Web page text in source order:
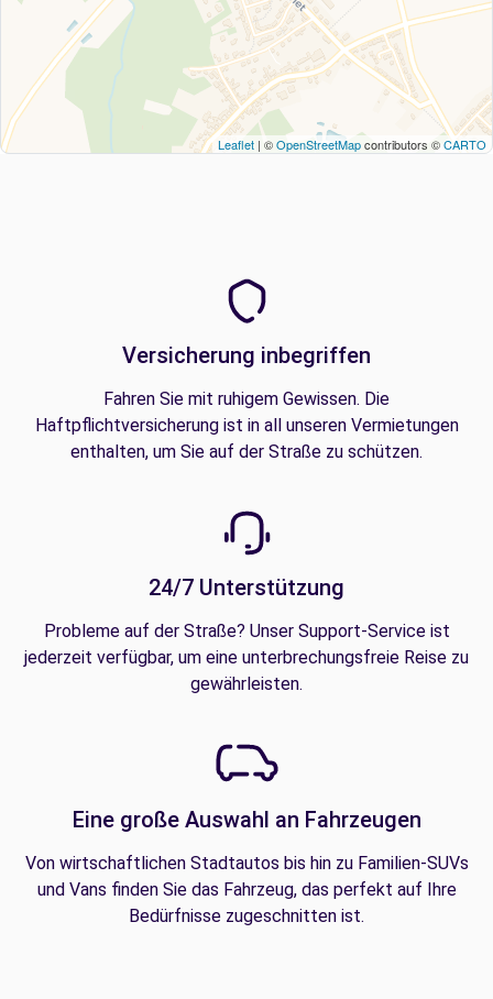
Leaflet | ©OpenStreetMapcontributors ©CARTO
Versicherung inbegriffen
Fahren Sie mit ruhigem Gewissen. Die
Haftpflichtversicherung ist in all unseren Vermietungen
enthalten, um Sie auf der Straße zu schützen.
24/7 Unterstützung
Probleme auf der Straße? Unser Support-Service ist
jederzeit verfügbar, um eine unterbrechungsfreie Reise zu
gewährleisten.
Eine große Auswahl an Fahrzeugen
Von wirtschaftlichen Stadtautos bis hin zu Familien-SUVs
und Vans finden Sie das Fahrzeug, das perfekt auf Ihre
Bedürfnisse zugeschnitten ist.